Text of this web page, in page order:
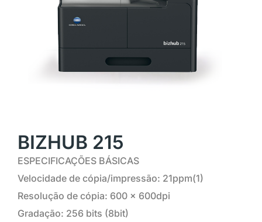
BIZHUB 215
ESPECIFICAÇÕES BÁSICAS
Velocidade de cópia/impressão: 21ppm(1)
Resolução de cópia: 600 x 600dpi
Gradação: 256 bits (8bit)